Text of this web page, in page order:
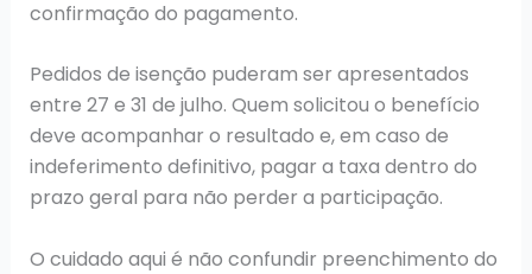
confirmação do pagamento.
Pedidos de isenção puderam ser apresentados
entre 27 e 31 de julho. Quem solicitou o benefício
deve acompanhar o resultado e, em caso de
indeferimento definitivo, pagar a taxa dentro do
prazo geral para não perder a participação.
O cuidado aqui é não confundir preenchimento do